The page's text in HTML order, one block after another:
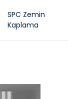
SPC Zemin
Kaplama